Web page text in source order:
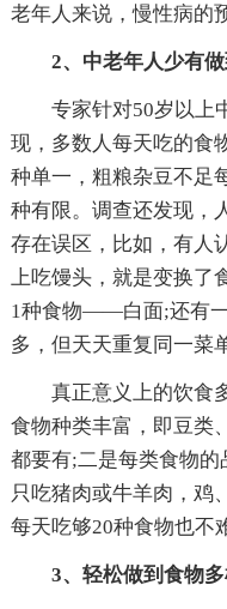
老年人来说，慢性病的
2、中老年人少有
专家针对50岁以上
现，多数人每天吃的食
种单一，粗粮杂豆不足
种有限。调查还发现，
存在误区，比如，有人
上吃馒头，就是变换
1种食物——白面;还有
多，但天天重复同一菜
真正意义上的饮食
食物种类丰富，即豆类
都要有;二是每类食物
只吃猪肉或牛羊肉，鸡
每天吃够20种食物也不
3、轻松做到食物